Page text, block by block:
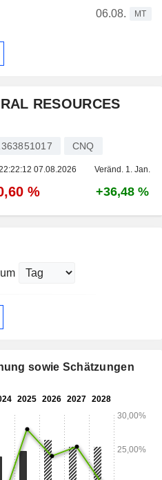
06.08.
MT
RESOURCES
CNQ
07.08.2026 Veränd. 1. Jan.
% +36,48 %
sowie Schätzungen